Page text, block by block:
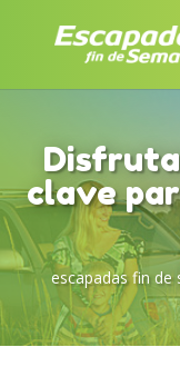
clave
escapadas fin de